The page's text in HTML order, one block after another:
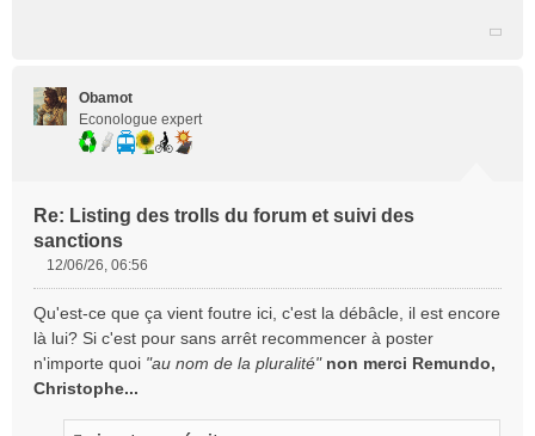
Obamot
Econologue expert
Re: Listing des trolls du forum et suivi des
sanctions
s
s
a
g
12/06/26, 06:56
Qu'est-ce que ça vient foutre ici, c'est la débâcle, il est encore
là lui? Si c'est pour sans arrêt recommencer à poster
n'importe quoi "au nom de la pluralité" non merci Remundo,
Christophe...